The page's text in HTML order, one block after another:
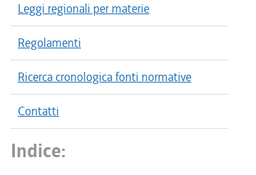
Leggi regionali per materie
Regolamenti
Ricerca cronologica fonti normative
Contatti
Indice: